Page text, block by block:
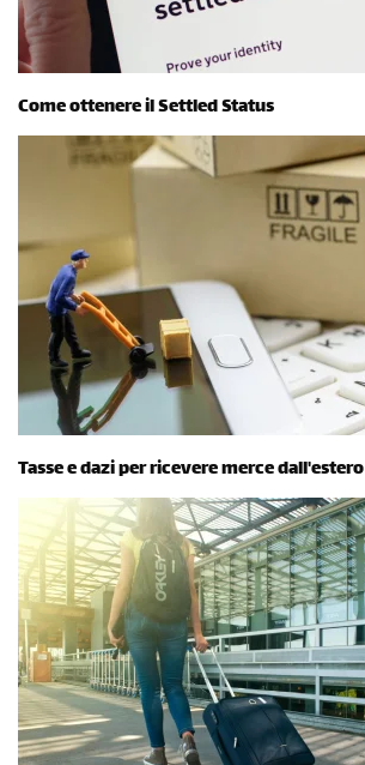
Come ottenere il Settled Status
Tasse e dazi per ricevere merce dall'estero